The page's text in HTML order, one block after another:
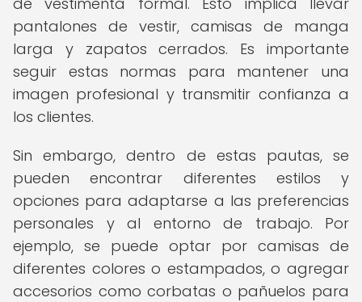
pantalones de vestir, camisas de manga
larga y zapatos cerrados. Es importante
seguir estas normas para mantener una
imagen profesional y transmitir confianza a
los clientes.
Sin embargo, dentro de estas pautas, se
pueden encontrar diferentes estilos y
opciones para adaptarse a las preferencias
personales y al entorno de trabajo. Por
ejemplo, se puede optar por camisas de
diferentes colores o estampados, o agregar
accesorios como corbatas o pañuelos para